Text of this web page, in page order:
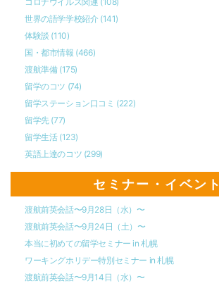
世界の語学学校紹介 (141)
体験談 (110)
国・都市情報 (466)
渡航準備 (175)
留学のコツ (74)
留学ステーション口コミ (222)
留学先 (77)
留学生活 (123)
英語上達のコツ (299)
セミナー・イベント
渡航前英会話〜9月28日（水）〜
渡航前英会話〜9月24日（土）〜
本当に初めての留学セミナー in 札幌
ワーキングホリデー特別セミナー in 札幌
渡航前英会話〜9月14日（水）〜